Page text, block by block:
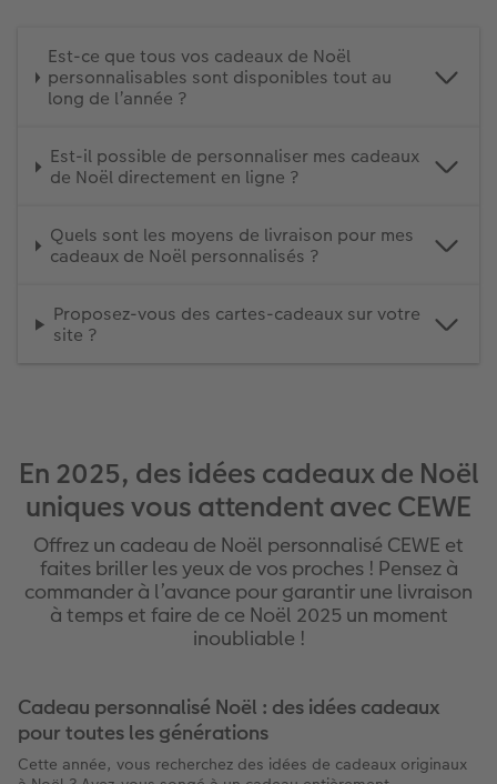
Est-ce que tous vos cadeaux de Noël
personnalisables sont disponibles tout au
long de l’année ?
Est-il possible de personnaliser mes cadeaux
de Noël directement en ligne ?
Quels sont les moyens de livraison pour mes
cadeaux de Noël personnalisés ?
Proposez-vous des cartes-cadeaux sur votre
site ?
En 2025, des idées cadeaux de Noël
uniques vous attendent avec CEWE
Offrez un cadeau de Noël personnalisé CEWE et
faites briller les yeux de vos proches ! Pensez à
commander à l’avance pour garantir une livraison
à temps et faire de ce Noël 2025 un moment
inoubliable !
Cadeau personnalisé Noël : des idées cadeaux
pour toutes les générations
Cette année, vous recherchez des idées de cadeaux originaux